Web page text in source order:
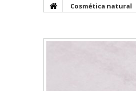
Cosmética natural